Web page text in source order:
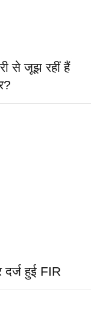
से जूझ रहीं हैं
दर्ज हुई FIR